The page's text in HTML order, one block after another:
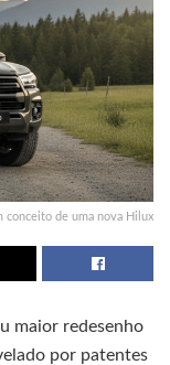
conceito de uma nova Hilux
maior redesenho
por patentes